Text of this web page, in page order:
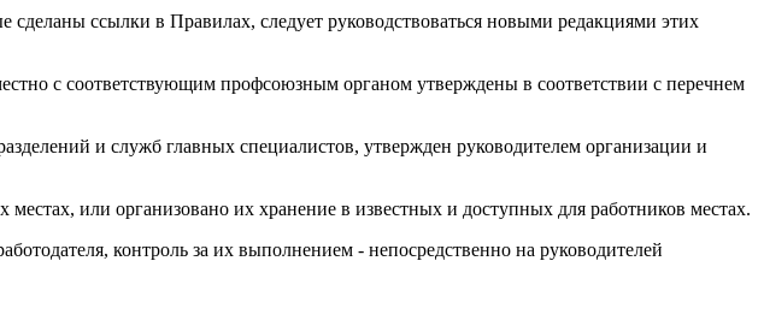
ссылки в Правилах, следует руководствоваться новыми редакциями этих
с соответствующим профсоюзным органом утверждены в соответствии с перечнем
и служб главных специалистов, утвержден руководителем организации и
или организовано их хранение в известных и доступных для работников местах.
контроль за их выполнением - непосредственно на руководителей